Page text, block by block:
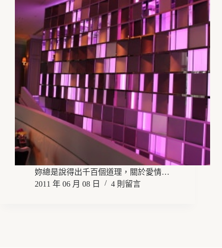
妳總是說得出千百個道理，關於愛情…
2011 年 06 月 08 日
4 則留言